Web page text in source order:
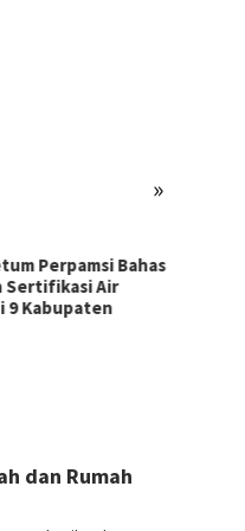
»
Perpamsi Bahas
Sertifikasi Air
9 Kabupaten
dan Rumah